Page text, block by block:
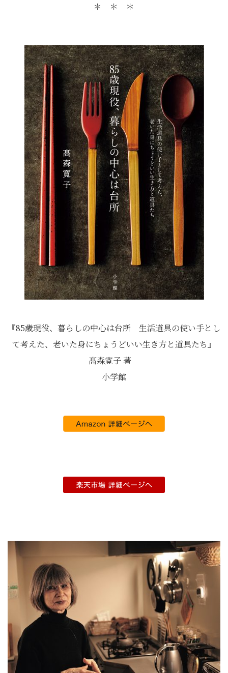
＊ ＊ ＊
『85歳現役、暮らしの中心は台所 生活道具の使い手とし
て考えた、老いた身にちょうどいい生き方と道具たち』
髙森寛子 著
小学館